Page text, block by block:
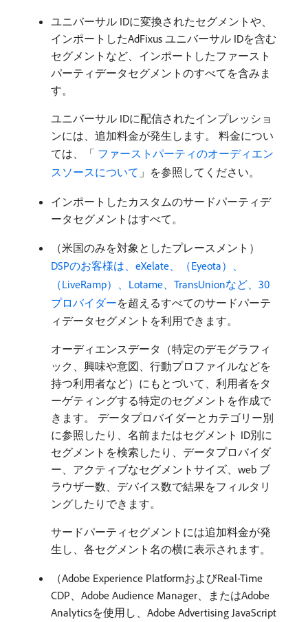
ユニバーサル IDに変換されたセグメントや、
インポートしたAdFixus ユニバーサル IDを含む
セグメントなど、インポートしたファースト
パーティデータセグメントのすべてを含みま
す。
ユニバーサル IDに配信されたインプレッショ
ンには、追加料金が発生します。 料金につい
ては、「 ​ ファーストパーティのオーディエン
スソースについて 」を参照してください。
インポートしたカスタムのサードパーティデ
ータセグメントはすべて。
（米国のみを対象としたプレースメント）
DSPのお客様は、eXelate、（Eyeota）、
（LiveRamp）、Lotame、TransUnionなど、30
プロバイダーを超えるすべてのサードパーテ
ィデータセグメントを利用できます。
オーディエンスデータ（特定のデモグラフィ
ック、興味や意図、行動プロファイルなどを
持つ利用者など）にもとづいて、利用者をタ
ーゲティングする特定のセグメントを作成で
きます。 データプロバイダーとカテゴリー別
に参照したり、名前またはセグメント ID別に
セグメントを検索したり、データプロバイダ
ー、アクティブなセグメントサイズ、web ブ
ラウザー数、デバイス数で結果をフィルタリ
ングしたりできます。
サードパーティセグメントには追加料金が発
生し、各セグメント名の横に表示されます。
（Adobe Experience PlatformおよびReal-Time
CDP、Adobe Audience Manager、またはAdobe
Analyticsを使用し、Adobe Advertising JavaScript